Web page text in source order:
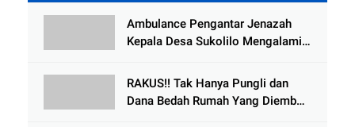
Ambulance Pengantar Jenazah
Kepala Desa Sukolilo Mengalami
Meninggal Dunia
RAKUS!! Tak Hanya Pungli dan
Dana Bedah Rumah Yang Diembat,